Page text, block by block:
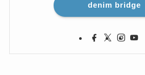
denim bridge